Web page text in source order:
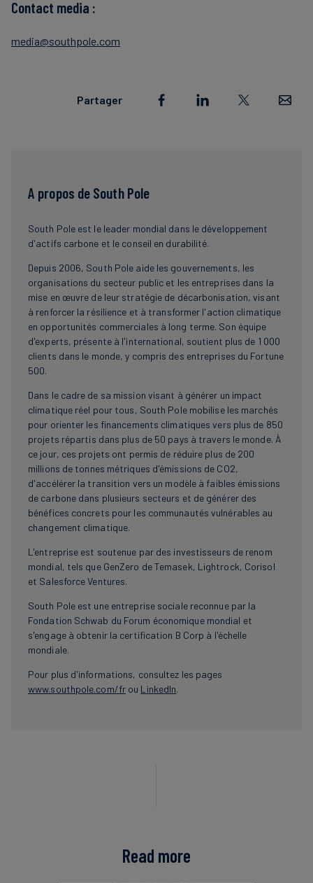
Contact media :
media@southpole.com
Partager
A propos de South Pole
South Pole est le leader mondial dans le développement
d'actifs carbone et le conseil en durabilité.
Depuis 2006, South Pole aide les gouvernements, les
organisations du secteur public et les entreprises dans la
mise en œuvre de leur stratégie de décarbonisation, visant
à renforcer la résilience et à transformer l'action climatique
en opportunités commerciales à long terme. Son équipe
d'experts, présente à l'international, soutient plus de 1 000
clients dans le monde, y compris des entreprises du Fortune
500.
Dans le cadre de sa mission visant à générer un impact
climatique réel pour tous, South Pole mobilise les marchés
pour orienter les financements climatiques vers plus de 850
projets répartis dans plus de 50 pays à travers le monde. À
ce jour, ces projets ont permis de réduire plus de 200
millions de tonnes métriques d'émissions de CO2,
d'accélérer la transition vers un modèle à faibles émissions
de carbone dans plusieurs secteurs et de générer des
bénéfices concrets pour les communautés vulnérables au
changement climatique.
L'entreprise est soutenue par des investisseurs de renom
mondial, tels que GenZero de Temasek, Lightrock, Corisol
et Salesforce Ventures.
South Pole est une entreprise sociale reconnue par la
Fondation Schwab du Forum économique mondial et
s'engage à obtenir la certification B Corp à l'échelle
mondiale.
Pour plus d'informations, consultez les pages
www.southpole.com/fr ou LinkedIn.
Read more